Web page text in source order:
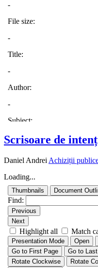
Scrisoare de
Daniel Andrei Achiziții
Loading...